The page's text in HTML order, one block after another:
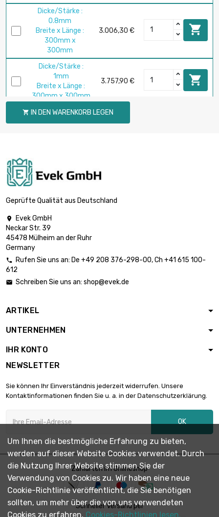
Dicke/Stärke :
0.8mm
Breite x Länge :
300mm x
300mm
3.006,30 € 
Dicke/Stärke :
1mm
Breite x Länge :
300mm x 300mm
3.757,90 € 
Dicke/Stärke :
1.2mm
1.6mm
200mm x 200mm
2.672,26 €
Breite x Länge :
200mm x
3mm
Breite x Länge :
5.010,61 €
Breite x Länge :
4mm
100mm x 100mm
Breite x Länge :
Dicke/Stärke :
Breite x Länge :
100mm x 100mm
2.505,31 €
Dicke/Stärke :
8mm
Breite x Länge :
3.340,33 €
 IN DEN WARENKORB LEGEN
Geprüfte Qualität aus Deutschland

Evek GmbH
Neckar Str. 39
45478 Mülheim an der Ruhr
Germany
 Rufen Sie uns an: De +49 208 376-298-00, Ch +41 615 100-
612
 Schreiben Sie uns an: shop@evek.de
ARTIKEL
UNTERNEHMEN
IHR KONTO
NEWSLETTER
Sie können Ihr Einverständnis jederzeit widerrufen. Unsere
Kontaktinformationen finden Sie u. a. in der Datenschutzerklärung.
OK
Zahlarten im Onlineshop
Schneller Versand per
Um Ihnen die bestmögliche Erfahrung zu bieten,
werden auf dieser Website Cookies verwendet. Durch
die Nutzung Ihrer Website stimmen Sie der
Verwendung von Cookies zu. Wir haben eine neue
Cookie-Richtlinie veröffentlicht, die Sie benötigen
sollten, um mehr über die von uns verwendeten
Cookies zu erfahren. Cookies-Richtlinien lesen.